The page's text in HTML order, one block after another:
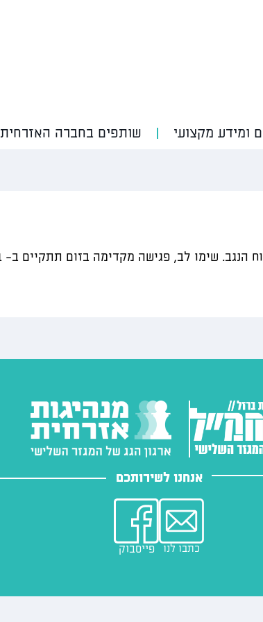
ומידע מקצועי שותפים בחברה האזרחית
שימו לב, פגישה מקדימה בזום תתקיים ב- 1.11.
אנחנו לשירותכם
כתבו לנו פייסבוק